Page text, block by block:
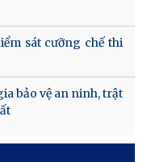
sát cưỡng chế thi
bảo vệ an ninh, trật